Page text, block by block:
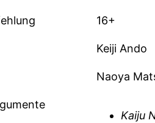
16+
Keiji Ando
Naoya
Kaiju